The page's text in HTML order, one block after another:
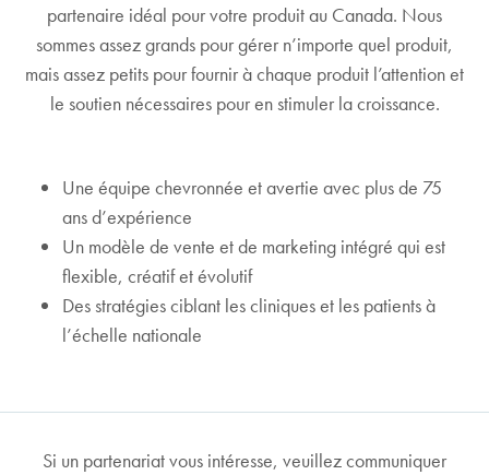
partenaire idéal pour votre produit au Canada. Nous
sommes assez grands pour gérer n’importe quel produit,
mais assez petits pour fournir à chaque produit l’attention et
le soutien nécessaires pour en stimuler la croissance.
Une équipe chevronnée et avertie avec plus de 75
ans d’expérience
Un modèle de vente et de marketing intégré qui est
flexible, créatif et évolutif
Des stratégies ciblant les cliniques et les patients à
l’échelle nationale
Si un partenariat vous intéresse, veuillez communiquer